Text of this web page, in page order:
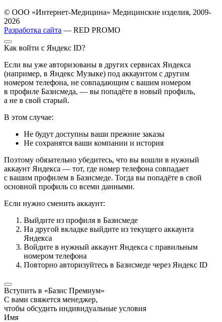
© ООО «Интернет-Медицина» Медицинские изделия, 2009-
2026
Разработка сайта — RED PROMO
Как войти с Яндекс ID?
Если вы уже авторизованы в других сервисах Яндекса
(например, в Яндекс Музыке) под аккаунтом с другим
номером телефона, не совпадающим с вашим номером
в профиле Базисмеда, — вы попадёте в новый профиль,
а не в свой старый.
В этом случае:
Не будут доступны ваши прежние заказы
Не сохранятся ваши компании и история
Поэтому обязательно убедитесь, что вы вошли в нужный
аккаунт Яндекса — тот, где номер телефона совпадает
с вашим профилем в Базисмеде. Тогда вы попадёте в свой
основной профиль со всеми данными.
Если нужно сменить аккаунт:
Выйдите из профиля в Базисмеде
На другой вкладке выйдите из текущего аккаунта
Яндекса
Войдите в нужный аккаунт Яндекса с правильным
номером телефона
Повторно авторизуйтесь в Базисмеде через Яндекс ID
Вступить в «Базис Премиум»
С вами свяжется менеджер,
чтобы обсудить индивидуальные условия
Имя